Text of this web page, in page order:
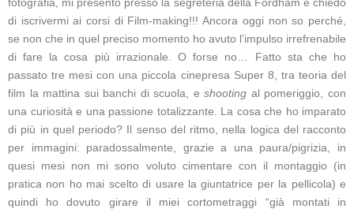
di iscrivermi ai corsi di Film-making!!! Ancora oggi non so perché,
se non che in quel preciso momento ho avuto l’impulso irrefrenabile
di fare la cosa più irrazionale. O forse no… Fatto sta che ho
passato tre mesi con una piccola cinepresa Super 8, tra teoria del
film la mattina sui banchi di scuola, eshooting al pomeriggio, con
una curiosità e una passione totalizzante. La cosa che ho imparato
di più in quel periodo? Il senso del ritmo, nella logica del racconto
per immagini: paradossalmente, grazie a una paura/pigrizia, in
quesi mesi non mi sono voluto cimentare con il montaggio (in
pratica non ho mai scelto di usare la giuntatrice per la pellicola) e
quindi ho dovuto girare il miei cortometraggi “già montati in